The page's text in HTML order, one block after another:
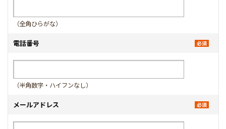
（全角ひらがな）
電話番号
（半角数字・ハイフンなし）
メールアドレス